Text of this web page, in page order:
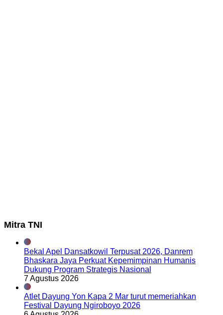
Mitra TNI
Bekal Apel Dansatkowil Terpusat 2026, Danrem
Bhaskara Jaya Perkuat Kepemimpinan Humanis
Dukung Program Strategis Nasional
7 Agustus 2026
Atlet Dayung Yon Kapa 2 Mar turut memeriahkan
Festival Dayung Ngiroboyo 2026